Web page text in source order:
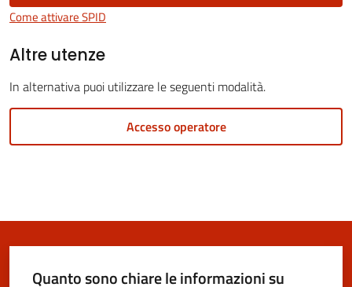
Panaro
gli
Come attivare SPID
Altre utenze
In alternativa puoi utilizzare le seguenti modalità.
Accesso operatore
Quanto sono chiare le informazioni su